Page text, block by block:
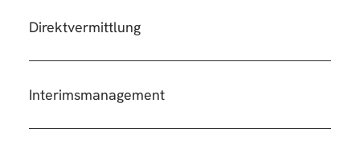
Direktvermittlung
Interimsmanagement